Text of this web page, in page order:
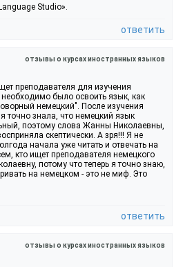
Studio».
ответить
отзывы о курсах иностранных языков
преподавателя для изучения
было освоить язык, как
немецкий". После изучения
точно знала, что немецкий язык
поэтому слова Жанны Николаевны,
скептически. А зря!!! Я не
начала уже читать и отвечать на
кто ищет преподавателя немецкого
потому что теперь я точно знаю,
на немецком - это не миф. Это
ответить
отзывы о курсах иностранных языков